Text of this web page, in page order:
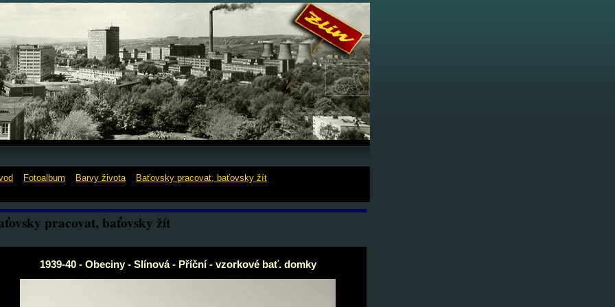
Fotoalbum Barvy života» Baťovsky pracovat, baťovsky žít
pracovat, baťovsky žít
1939-40 - Obeciny - Slínová - Příční - vzorkové bať. domky